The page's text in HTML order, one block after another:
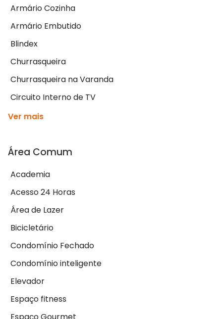
Armário Cozinha
Armário Embutido
Blindex
Churrasqueira
Churrasqueira na Varanda
Circuito Interno de TV
Ver mais
Área Comum
Academia
Acesso 24 Horas
Área de Lazer
Bicicletário
Condomínio Fechado
Condomínio inteligente
Elevador
Espaço fitness